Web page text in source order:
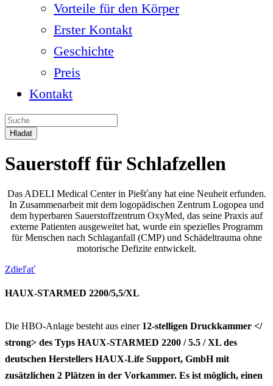
Vorteile für den Körper
Erster Kontakt
Geschichte
Preis
Kontakt
Sauerstoff für Schlafzellen
Das ADELI Medical Center in Piešťany hat eine Neuheit erfunden.
In Zusammenarbeit mit dem logopädischen Zentrum Logopea und
dem hyperbaren Sauerstoffzentrum OxyMed, das seine Praxis auf
externe Patienten ausgeweitet hat, wurde ein spezielles Programm
für Menschen nach Schlaganfall (CMP) und Schädeltrauma ohne
motorische Defizite entwickelt.
Zdieľať
HAUX-STARMED 2200/5,5/XL
Die HBO-Anlage besteht aus einer 12-stelligen Druckkammer </
strong> des Typs HAUX-STARMED 2200 / 5.5 / XL des
deutschen Herstellers HAUX-Life Support, GmbH mit
zusätzlichen 2 Plätzen in der Vorkammer. Es ist möglich, einen